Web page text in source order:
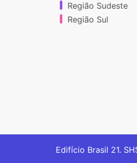
Região Sudeste
Região Sul
Edifício Brasil 21.